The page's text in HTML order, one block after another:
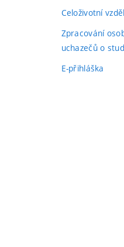
Celoživotní
Zpracování
uchazečů o
E-přihláška